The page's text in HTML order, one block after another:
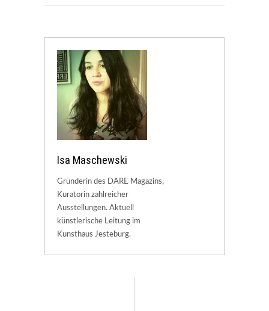
Isa Maschewski
Gründerin des DARE Magazins,
Kuratorin zahlreicher
Ausstellungen. Aktuell
künstlerische Leitung im
Kunsthaus Jesteburg.